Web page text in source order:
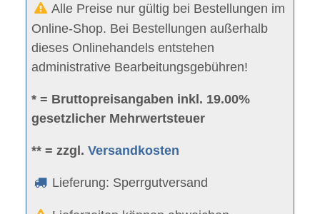
Alle Preise nur gültig bei Bestellungen im
Online-Shop. Bei Bestellungen außerhalb
dieses Onlinehandels entstehen
administrative Bearbeitungsgebühren!
* = Bruttopreisangaben inkl. 19.00%
gesetzlicher Mehrwertsteuer
** = zzgl.Versandkosten
Lieferung: Sperrgutversand